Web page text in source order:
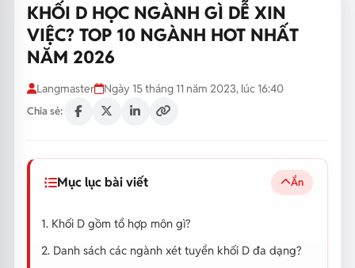
KHỐI D HỌC NGÀNH GÌ DỄ XIN
VIỆC? TOP 10 NGÀNH HOT NHẤT
NĂM 2026
Langmaster Ngày 15 tháng 11 năm 2023, lúc 16:40
Chia sẻ:
Mục lục bài viết Ẩn
1. Khối D gồm tổ hợp môn gì?
2. Danh sách các ngành xét tuyển khối D đa dạng?